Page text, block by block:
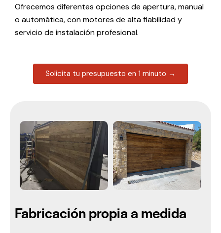
Ofrecemos diferentes opciones de apertura, manual
o automática, con motores de alta fiabilidad y
servicio de instalación profesional.
Solicita tu presupuesto en 1 minuto →
Fabricación propia a medida